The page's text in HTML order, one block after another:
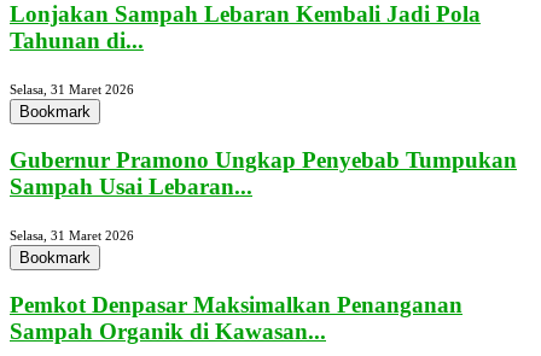
Lonjakan Sampah Lebaran Kembali Jadi Pola
Tahunan di...
Selasa, 31 Maret 2026
Bookmark
Gubernur Pramono Ungkap Penyebab Tumpukan
Sampah Usai Lebaran...
Selasa, 31 Maret 2026
Bookmark
Pemkot Denpasar Maksimalkan Penanganan
Sampah Organik di Kawasan...